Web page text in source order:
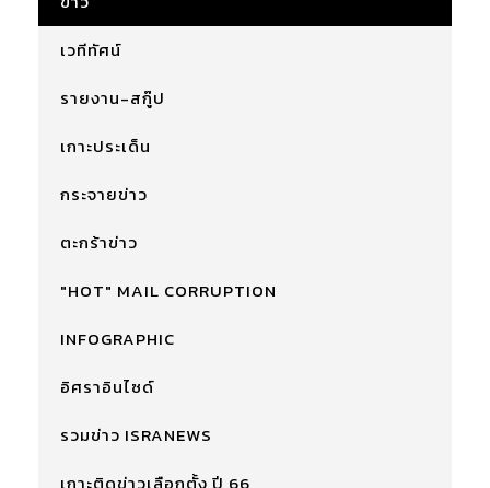
เวทีทัศน์
รายงาน-สกู๊ป
เกาะประเด็น
กระจายข่าว
ตะกร้าข่าว
"HOT" MAIL CORRUPTION
INFOGRAPHIC
อิศราอินไซด์
รวมข่าว ISRANEWS
เกาะติดข่าวเลือกตั้ง ปี 66